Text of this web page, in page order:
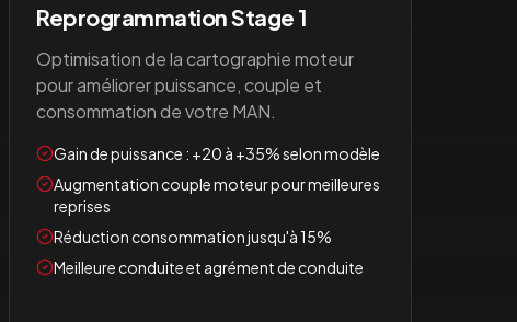
Reprogrammation Stage 1
Optimisation de la cartographie moteur
pour améliorer puissance, couple et
consommation de votre MAN.
Gain de puissance : +20 à +35% selon modèle
Augmentation couple moteur pour meilleures
reprises
Réduction consommation jusqu'à 15%
Meilleure conduite et agrément de conduite